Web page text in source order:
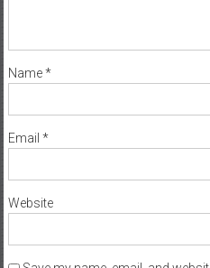
Name*
Email *
Website